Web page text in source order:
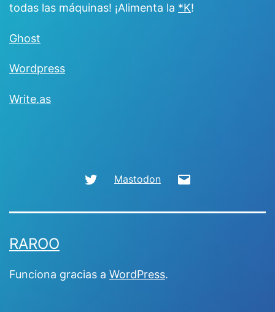
todas las máquinas! ¡Alimenta la *K!
Ghost
Wordpress
Write.as
Twitter
Mastodon
RAROO
Funciona gracias a WordPress.